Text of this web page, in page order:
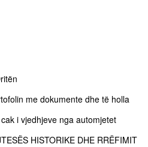
me dokumente dhe të holla
i vjedhjeve nga automjetet
HISTORIKE DHE RRËFIMIT